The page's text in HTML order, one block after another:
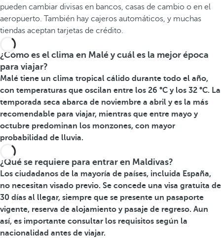
pueden cambiar divisas en bancos, casas de cambio o en el
aeropuerto. También hay cajeros automáticos, y muchas
tiendas aceptan tarjetas de crédito.
¿Cómo es el clima en Malé y cuál es la mejor época
para viajar?
Malé tiene un clima tropical cálido durante todo el año,
con temperaturas que oscilan entre los 26 °C y los 32 °C. La
temporada seca abarca de noviembre a abril y es la más
recomendable para viajar, mientras que entre mayo y
octubre predominan los monzones, con mayor
probabilidad de lluvia.
¿Qué se requiere para entrar en Maldivas?
Los ciudadanos de la mayoría de países, incluida España,
no necesitan visado previo. Se concede una visa gratuita de
30 días al llegar, siempre que se presente un pasaporte
vigente, reserva de alojamiento y pasaje de regreso. Aun
así, es importante consultar los requisitos según la
nacionalidad antes de viajar.